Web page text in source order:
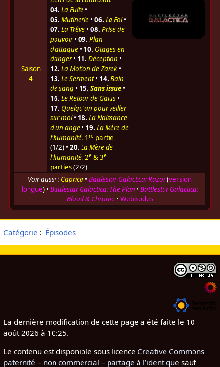
Saison
4
04. La Fuite•
05. Mutinerie• 06. La Foi•
07. La Trêve• 08. Prise de
pouvoir• 09. Plan
d'attaque• 10. Otages en
danger• 11. Déception •
12. La Motion de Zarek•
13. Le Serment• 14. Bain
de sang• 15. Sans issue•
16. Le Retour de Gaius•
17. Quelqu'un pour veiller
sur moi• 18. La Naissance
d'un ange• 19. La Mère de
l'humanité, 1 repartie
(1/2) • 20. La Mère de
l'humanité, 2e& 3e
parties(2/2)
Voir aussi: Caprica •Battlestar Galactica: Razor(version
longue) • Battlestar Galactica: The Plan • Battlestar Galactica:
Blood & Chrome• Webisodes
Catégorie : Épisodes
La dernière modification de cette page a été faite le 10
août 2026 à 10:25.
Le contenu est disponible sous licence Creative Commons
paternité – non commercial – partage à l’identique sauf